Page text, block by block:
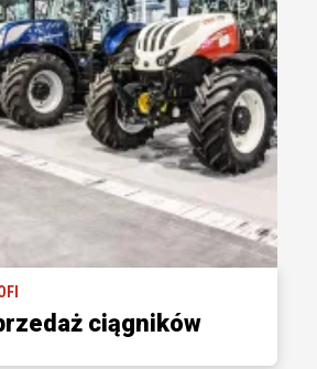
ciągników